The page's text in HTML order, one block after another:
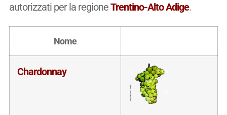
autorizzati per la regioneTrentino-Alto Adige.
Nome
Chardonnay